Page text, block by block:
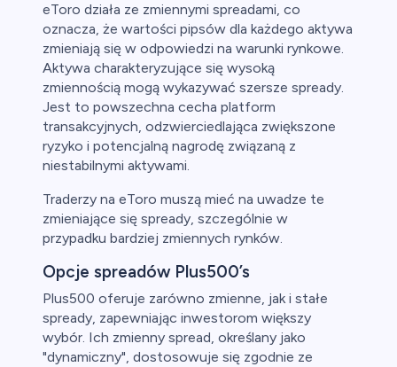
eToro działa ze zmiennymi spreadami, co
oznacza, że wartości pipsów dla każdego aktywa
zmieniają się w odpowiedzi na warunki rynkowe.
Aktywa charakteryzujące się wysoką
zmiennością mogą wykazywać szersze spready.
Jest to powszechna cecha platform
transakcyjnych, odzwierciedlająca zwiększone
ryzyko i potencjalną nagrodę związaną z
niestabilnymi aktywami.
Traderzy na eToro muszą mieć na uwadze te
zmieniające się spready, szczególnie w
przypadku bardziej zmiennych rynków.
Opcje spreadów Plus500’s
Plus500 oferuje zarówno zmienne, jak i stałe
spready, zapewniając inwestorom większy
wybór. Ich zmienny spread, określany jako
"dynamiczny", dostosowuje się zgodnie ze